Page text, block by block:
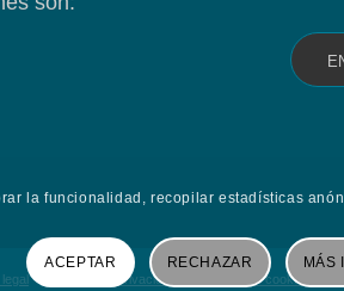
Política de privacidad Política de cookies
la funcionalidad, recopilar estadísticas
ACEPTAR RECHAZAR MÁS